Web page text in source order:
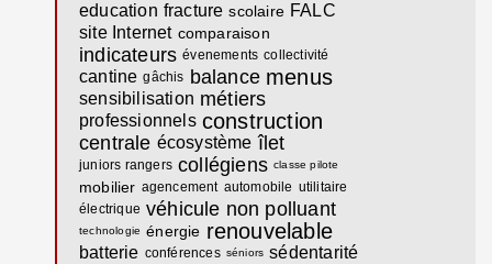
education fracture scolaire FALC
site Internet comparaison
indicateurs évenements collectivité
cantine gâchis balance menus
sensibilisation métiers
professionnels construction
centrale écosystème îlet
juniors rangers collégiens classe pilote
mobilier agencement automobile utilitaire
électrique véhicule non polluant
technologie énergie renouvelable
batterie conférences séniors sédentarité